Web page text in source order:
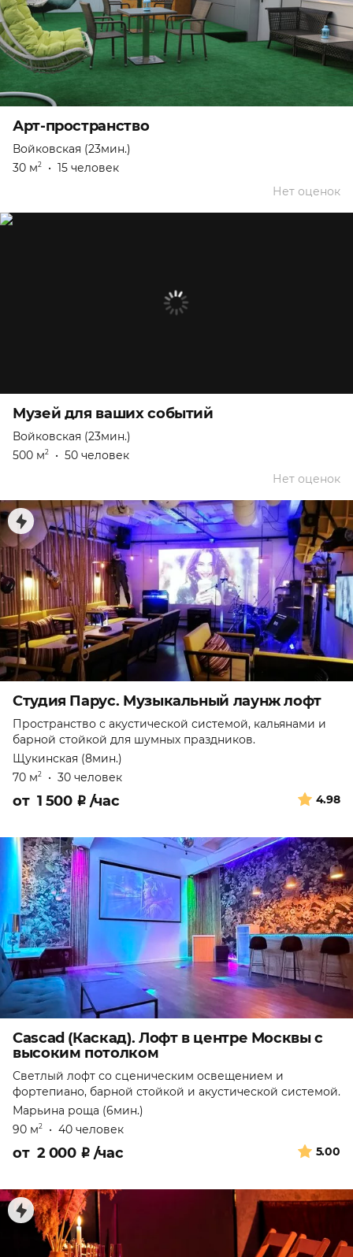
Арт-пространство
Войковская (23мин.)
30 м2 • 15 человек
Нет оценок
Музей для ваших событий
Войковская (23мин.)
500 м2 • 50 человек
Нет оценок
Студия Парус. Музыкальный лаунж лофт
Пространство с акустической системой, кальянами и
барной стойкой для шумных праздников.
Щукинская (8мин.)
70 м2 • 30 человек
4.98
от 1 500 ₽ /час
Cascad (Каскад). Лофт в центре Москвы с
высоким потолком
Светлый лофт со сценическим освещением и
фортепиано, барной стойкой и акустической системой.
Марьина роща (6мин.)
90 м2 • 40 человек
5.00
от 2 000 ₽ /час